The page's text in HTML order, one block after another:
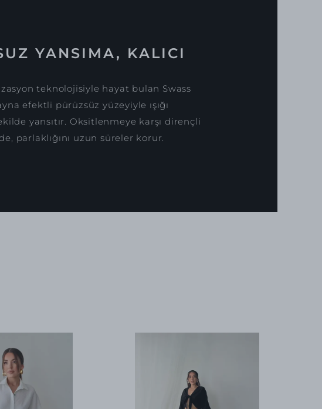
YANSIMA, KALICI
teknolojisiyle hayat bulan Swass
efektli pürüzsüz yüzeyiyle ışığı
yansıtır. Oksitlenmeye karşı dirençli
parlaklığını uzun süreler korur.